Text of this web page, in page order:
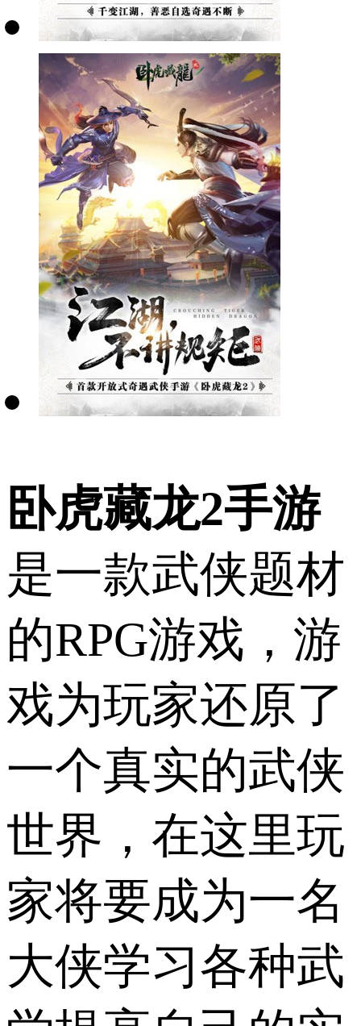
卧虎藏龙2手游
是一款武侠题材
的RPG游戏，游
戏为玩家还原了
一个真实的武侠
世界，在这里玩
家将要成为一名
大侠学习各种武